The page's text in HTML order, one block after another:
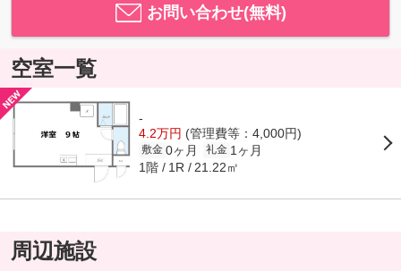
お問い合わせ(無料)
空室一覧
-
4.2万円 (管理費等：4,000円)
敷金 0ヶ月 礼金 1ヶ月
1階 1R 21.22㎡
周辺施設